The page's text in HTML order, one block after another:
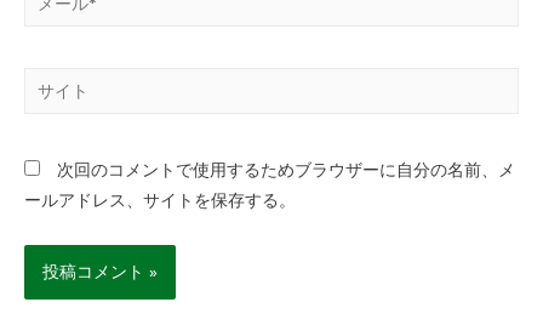
次回のコメントで使用するためブラウザーに自分の名前、メ
ールアドレス、サイトを保存する。